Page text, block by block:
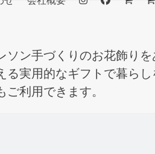
ン手づくりのお花飾り
実用的なギフトで暮ら
利用できます。